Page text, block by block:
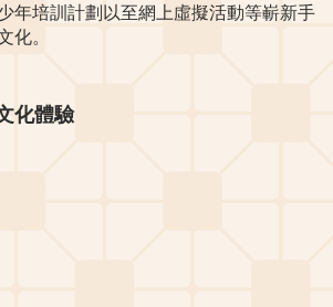
年培訓計劃以至網上虛擬活動等嶄新手
化。
化體驗